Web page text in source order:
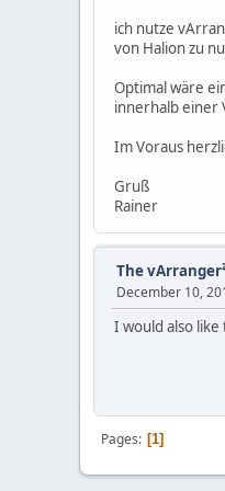
ich nutze
von Halion zu
Optimal wäre
innerhalb einer
Im Voraus
Gruß
Rainer
The
December 10,
I would also
Pages 1